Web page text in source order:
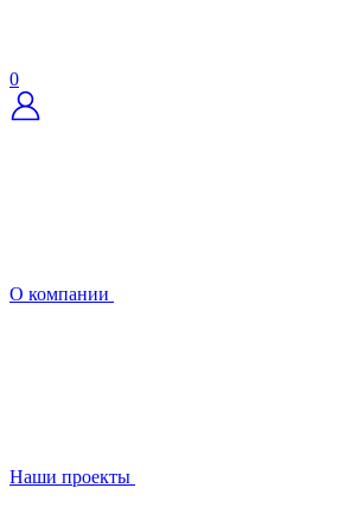
0
О компании
Наши проекты